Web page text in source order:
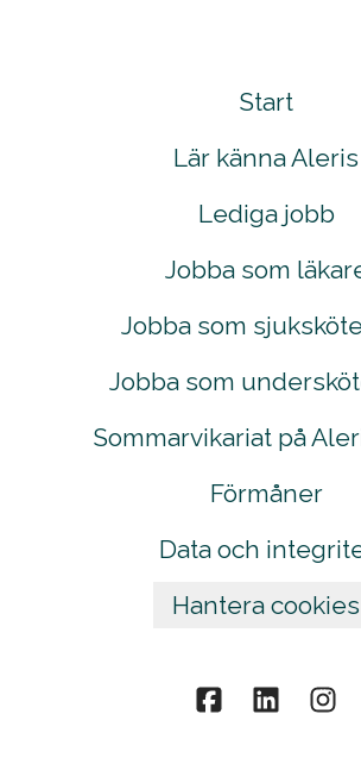
Start
Lär känna Aleris
Lediga jobb
Jobba som
Jobba som
Jobba som
Sommarvikariat på
Förmåner
Data och
Hantera cookies